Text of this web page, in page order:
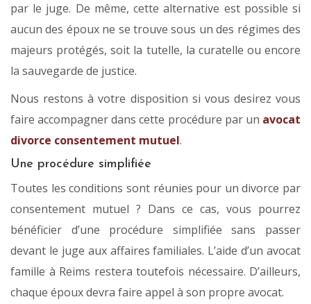
par le juge. De même, cette alternative est possible si
aucun des époux ne se trouve sous un des régimes des
majeurs protégés, soit la tutelle, la curatelle ou encore
la sauvegarde de justice.
Nous restons à votre disposition si vous desirez vous
faire accompagner dans cette procédure par un avocat
divorce consentement mutuel.
Une procédure simplifiée
Toutes les conditions sont réunies pour un divorce par
consentement mutuel ? Dans ce cas, vous pourrez
bénéficier d’une procédure simplifiée sans passer
devant le juge aux affaires familiales. L’aide d’un avocat
famille à Reims restera toutefois nécessaire. D’ailleurs,
chaque époux devra faire appel à son propre avocat.